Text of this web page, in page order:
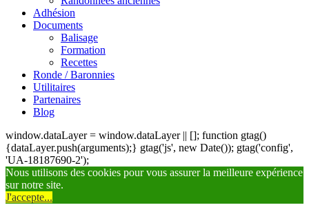
Adhésion
Documents
Balisage
Formation
Recettes
Ronde / Baronnies
Utilitaires
Partenaires
Blog
window.dataLayer = window.dataLayer || []; function gtag()
{dataLayer.push(arguments);} gtag('js', new Date()); gtag('config',
'UA-18187690-2');
Nous utilisons des cookies pour vous assurer la meilleure expérience
sur notre site.
J'accepte...